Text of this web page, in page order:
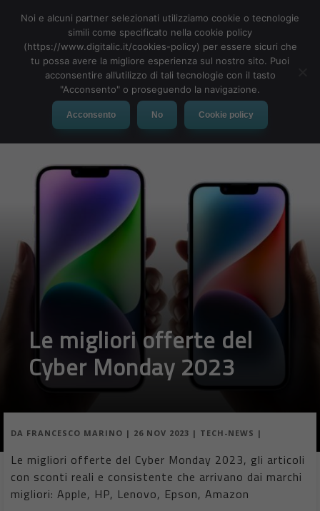
MENU
Le migliori offerte del
Cyber Monday 2023
DA FRANCESCO MARINO | 26 NOV 2023 | TECH-NEWS |
Le migliori offerte del Cyber Monday 2023, gli articoli
con sconti reali e consistente che arrivano dai marchi
migliori: Apple, HP, Lenovo, Epson, Amazon
Noi e alcuni partner selezionati utilizziamo cookie o tecnologie
simili come specificato nella cookie policy
(https://www.digitalic.it/cookies-policy) per essere sicuri che
tu possa avere la migliore esperienza sul nostro sito. Puoi
acconsentire all’utilizzo di tali tecnologie con il tasto
"Acconsento" o proseguendo la navigazione.
Acconsento No Cookie policy